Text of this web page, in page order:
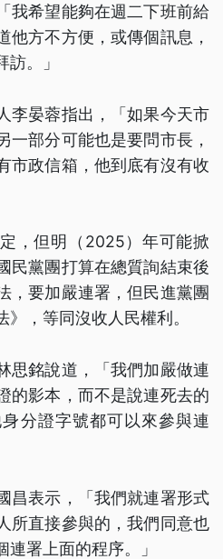
我希望能夠在週二下班前給
他方不方便，或傳個訊息，
。」
李晏蓉指出，「如果今天市
一部分可能也是要問市長，
市政信箱，他到底有沒有收
，但明（2025）年可能掀
民黨團打算在總質詢結束後
，要加嚴連署，但民進黨團
，等同沒收人民權利。
思銘說道，「我們加嚴做連
的影本，而不是說連死去的
分證字號都可以來參與連
昌表示，「我們就連署形式
所直接參與的，我們同意也
署上面的程序。」